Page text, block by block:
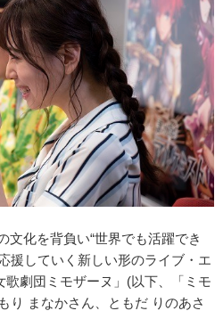
文化を背負い“世界でも活躍でき
援していく新しい形のライブ・エ
歌劇団ミモザーヌ」(以下、「ミモ
り まなかさん、ともだ りのあさ